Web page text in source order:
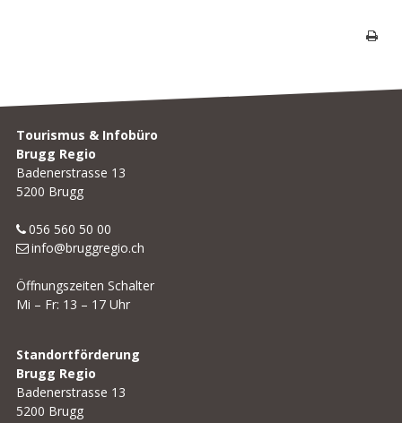
Footer
Tourismus & Infobüro
Brugg Regio
Badenerstrasse 13
5200 Brugg
056 560 50 00
info@bruggregio.ch
Öffnungszeiten Schalter
Mi – Fr: 13 – 17 Uhr
Standortförderung
Brugg Regio
Badenerstrasse 13
5200 Brugg